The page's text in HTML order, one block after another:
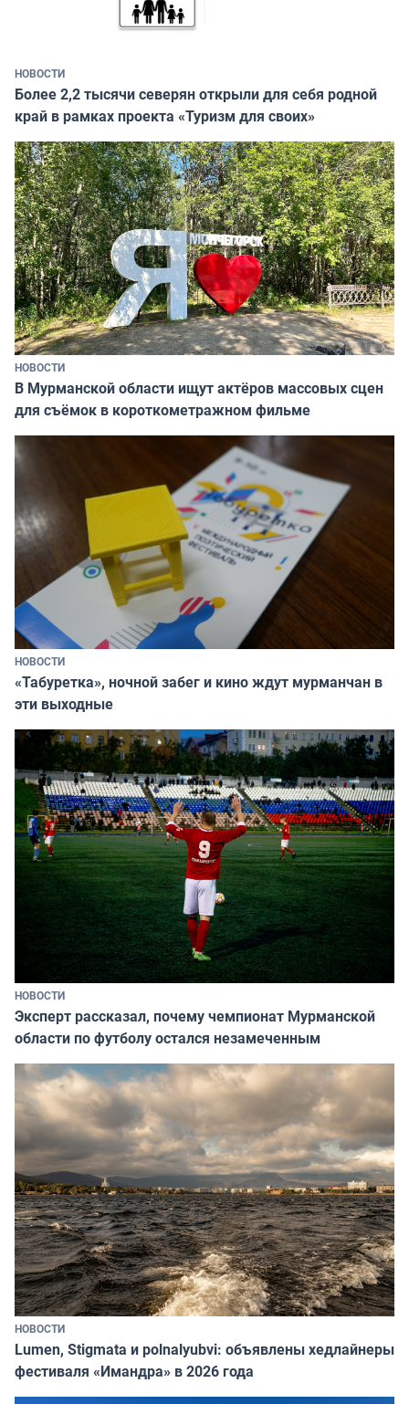
НОВОСТИ
Более 2,2 тысячи северян открыли для себя родной
край в рамках проекта «Туризм для своих»
НОВОСТИ
В Мурманской области ищут актёров массовых сцен
для съёмок в короткометражном фильме
НОВОСТИ
«Табуретка», ночной забег и кино ждут мурманчан в
эти выходные
НОВОСТИ
Эксперт рассказал, почему чемпионат Мурманской
области по футболу остался незамеченным
НОВОСТИ
Lumen, Stigmata и polnalyubvi: объявлены хедлайнеры
фестиваля «Имандра» в 2026 года